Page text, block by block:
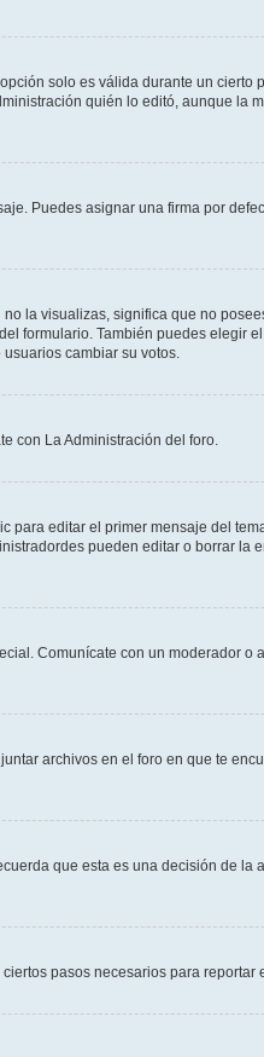
solo es válida durante un cierto
quién lo editó, aunque la
Puedes asignar una firma por
la visualizas, significa que no
formulario. También puedes elegir
cambiar su votos.
con La Administración del foro.
editar el primer mensaje del
pueden editar o borrar la
Comunícate con un moderador o
archivos en el foro en que te
que esta es una decisión de la
pasos necesarios para reportar